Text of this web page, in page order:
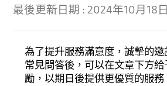
最後更新日期 :2024年10月18日
為了提升服務滿意度，誠摯的邀
常見問答後，可以在文章下方
勵，以期日後提供更優質的服務